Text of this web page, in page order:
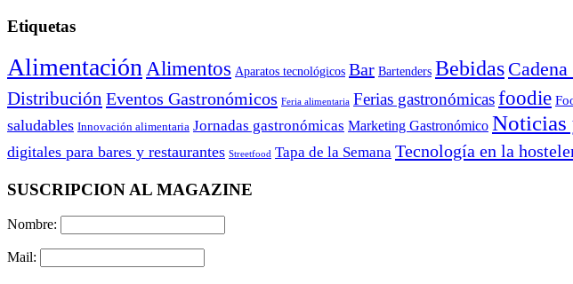
Etiquetas
Alimentación Alimentos Aparatos tecnológicos Bar Bartenders Bebidas
Distribución Eventos Gastronómicos Feria alimentaria Ferias gastronómicasfoodie
saludables Innovación alimentaria Jornadas gastronómicas Marketing Gastronómico Noticias
digitales para bares y restaurantes Streetfood Tapa de la Semana Tecnología en la
SUSCRIPCION AL MAGAZINE
Nombre:
Mail: